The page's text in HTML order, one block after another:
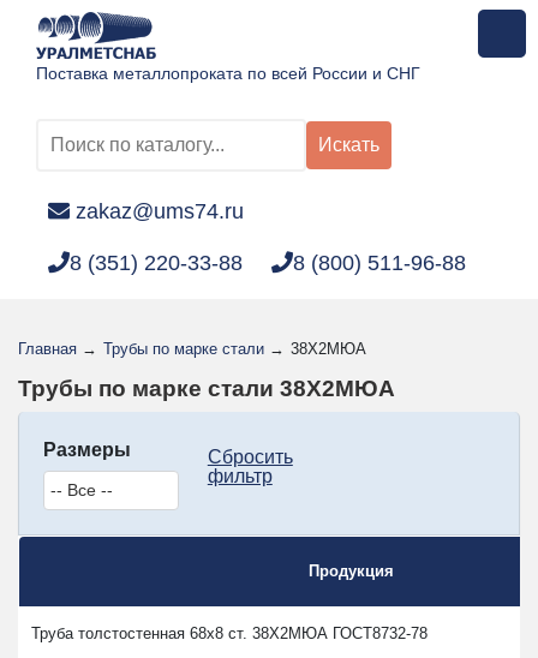
Поставка металлопроката по всей России и СНГ
Искать
zakaz@ums74.ru
8 (351) 220-33-88 8 (800) 511-96-88
Главная → Трубы по марке стали → 38Х2МЮА
Трубы по марке стали 38Х2МЮА
Размеры
Сбросить
фильтр
Продукция
Труба толстостенная 68х8 ст. 38Х2МЮА ГОСТ8732-78